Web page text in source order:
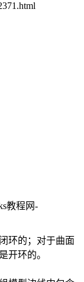
教程网-
环的；对于曲面
开环的。